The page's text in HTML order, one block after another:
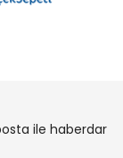
ile haberdar